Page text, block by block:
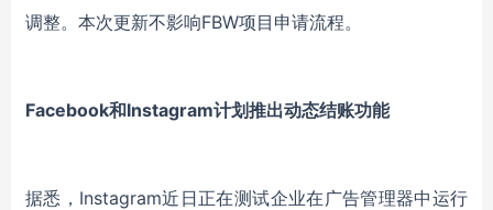
调整。本次更新不影响FBW项目申请流程。
Facebook和Instagram计划推出动态结账功能
据悉，Instagram近日正在测试企业在广告管理器中运行